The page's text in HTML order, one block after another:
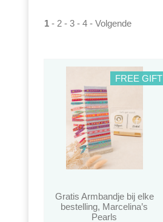
1 - 2 - 3 - 4 - Volgende
FREE GIFT
Gratis Armbandje bij elke
bestelling, Marcelina’s
Pearls